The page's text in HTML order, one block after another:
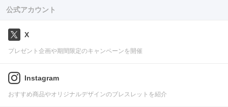
公式アカウント
X
プレゼント企画や期間限定のキャンペーンを開催
Instagram
おすすめ商品やオリジナルデザインのブレスレットを紹介